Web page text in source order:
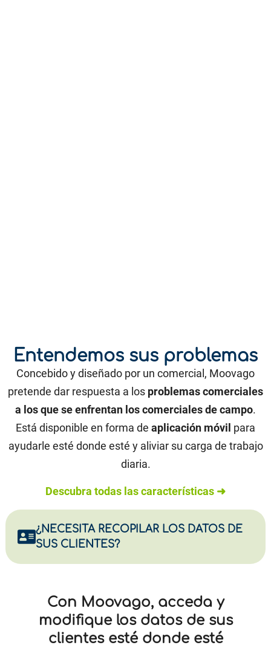
Entendemos sus problemas
Concebido y diseñado por un comercial, Moovago
pretende dar respuesta a los problemas comerciales
a los que se enfrentan los comerciales de campo.
Está disponible en forma de aplicación móvil para
ayudarle esté donde esté y aliviar su carga de trabajo
diaria.
Descubra todas las características ➜
¿NECESITA RECOPILAR LOS DATOS DE
SUS CLIENTES?
Con Moovago, acceda y
modifique los datos de sus
clientes esté donde esté